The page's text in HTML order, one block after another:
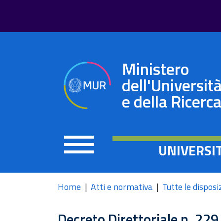
Ministero
dell'Università
e della Ricerca
Home Atti e normativa Tutte le